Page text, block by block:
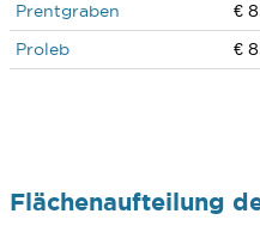
Prentgraben
€
Proleb
€
Flächenaufteilung